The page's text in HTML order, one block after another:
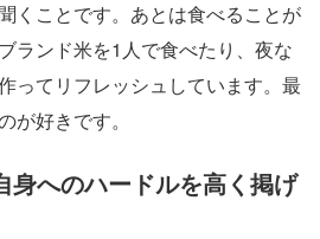
くことです。あとは食べることが
ランド米を1人で食べたり、夜な
ってリフレッシュしています。最
が好きです。
身へのハードルを高く掲げ